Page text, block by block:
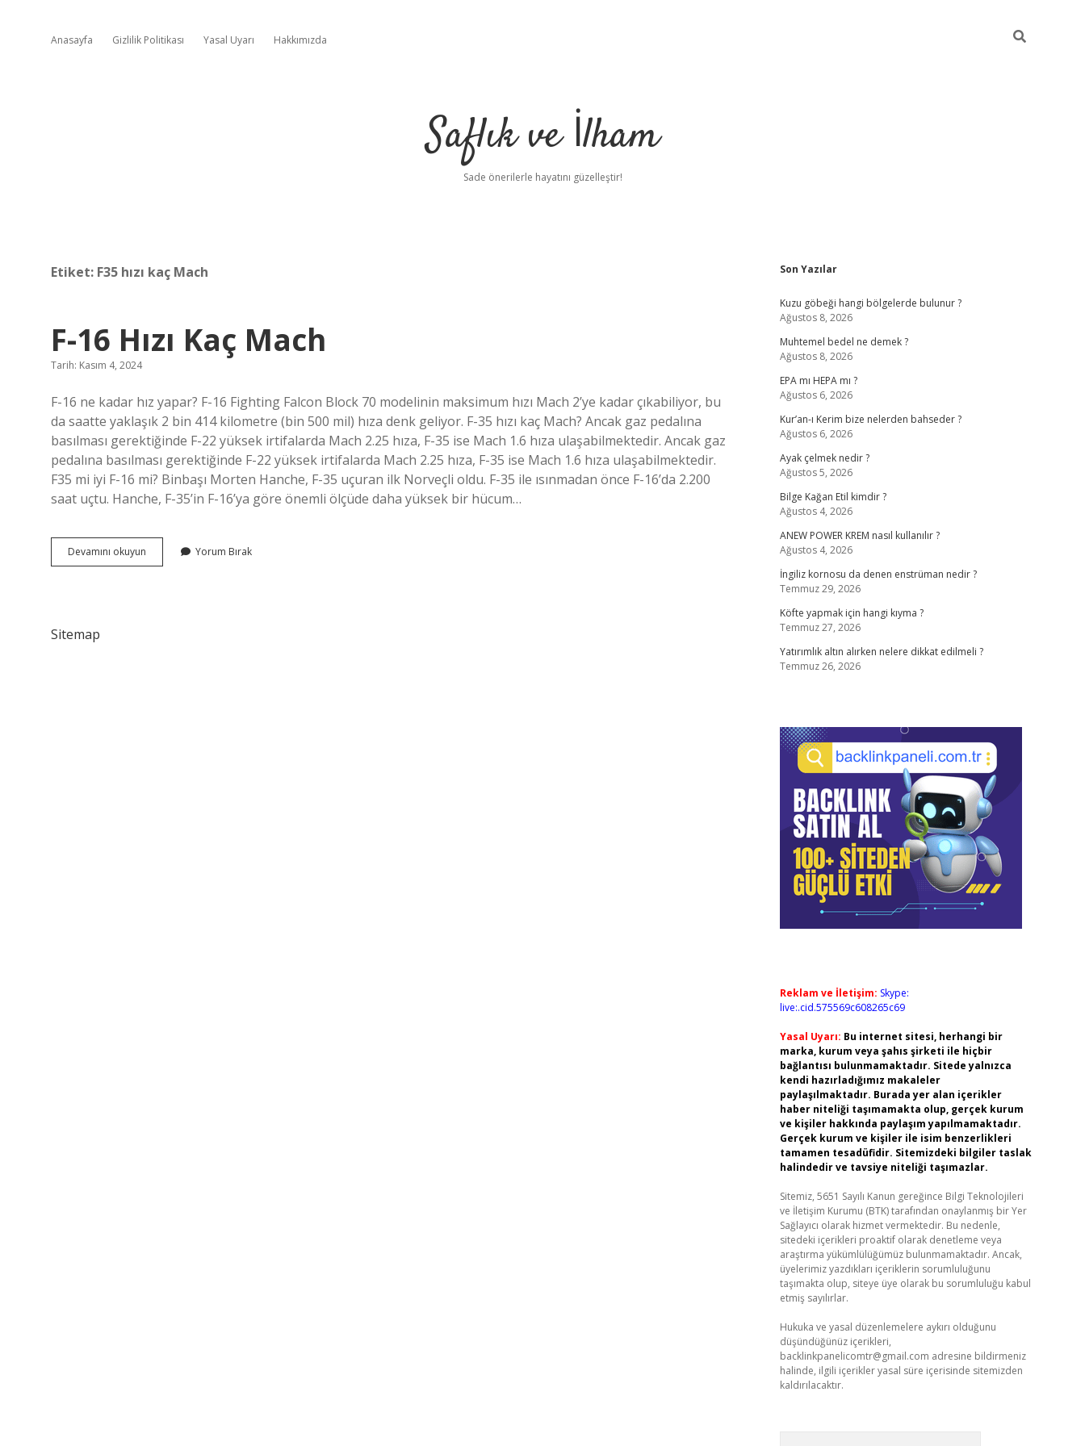
Anasayfa Gizlilik Politikası Yasal Uyarı Hakkımızda
Saflık ve İlham
Sade önerilerle hayatını güzelleştir!
Etiket: F35 hızı kaç Mach
F-16 Hızı Kaç Mach
Tarih: Kasım 4, 2024
F-16 ne kadar hız yapar? F-16 Fighting Falcon Block 70 modelinin maksimum hızı Mach 2’ye kadar çıkabiliyor, bu
da saatte yaklaşık 2 bin 414 kilometre (bin 500 mil) hıza denk geliyor. F-35 hızı kaç Mach? Ancak gaz pedalına
basılması gerektiğinde F-22 yüksek irtifalarda Mach 2.25 hıza, F-35 ise Mach 1.6 hıza ulaşabilmektedir. Ancak gaz
pedalına basılması gerektiğinde F-22 yüksek irtifalarda Mach 2.25 hıza, F-35 ise Mach 1.6 hıza ulaşabilmektedir.
F35 mi iyi F-16 mi? Binbaşı Morten Hanche, F-35 uçuran ilk Norveçli oldu. F-35 ile ısınmadan önce F-16’da 2.200
saat uçtu. Hanche, F-35’in F-16’ya göre önemli ölçüde daha yüksek bir hücum…
Devamını okuyun
16
Yorum Bırak
Sitemap
Sidebar
Son Yazılar
Kuzu göbeği hangi bölgelerde bulunur ?
Ağustos 8, 2026
Muhtemel bedel ne demek ?
Ağustos 8, 2026
EPA mı HEPA mı ?
Ağustos 6, 2026
Kur’an-ı Kerim bize nelerden bahseder ?
Ağustos 6, 2026
Ayak çelmek nedir ?
Ağustos 5, 2026
Bilge Kağan Etil kimdir ?
Ağustos 4, 2026
ANEW POWER KREM nasıl kullanılır ?
Ağustos 4, 2026
İngiliz kornosu da denen enstrüman nedir ?
Temmuz 29, 2026
Köfte yapmak için hangi kıyma ?
Temmuz 27, 2026
Yatırımlık altın alırken nelere dikkat edilmeli ?
Temmuz 26, 2026
Reklam ve İletişim: Skype:
live:.cid.575569c608265c69
Yasal Uyarı: Bu internet sitesi, herhangi bir
marka, kurum veya şahıs şirketi ile hiçbir
bağlantısı bulunmamaktadır. Sitede yalnızca
kendi hazırladığımız makaleler
paylaşılmaktadır. Burada yer alan içerikler
haber niteliği taşımamakta olup, gerçek kurum
ve kişiler hakkında paylaşım yapılmamaktadır.
Gerçek kurum ve kişiler ile isim benzerlikleri
tamamen tesadüfidir. Sitemizdeki bilgiler taslak
halindedir ve tavsiye niteliği taşımazlar.
Sitemiz, 5651 Sayılı Kanun gereğince Bilgi Teknolojileri
ve İletişim Kurumu (BTK) tarafından onaylanmış bir Yer
Sağlayıcı olarak hizmet vermektedir. Bu nedenle,
sitedeki içerikleri proaktif olarak denetleme veya
araştırma yükümlülüğümüz bulunmamaktadır. Ancak,
üyelerimiz yazdıkları içeriklerin sorumluluğunu
taşımakta olup, siteye üye olarak bu sorumluluğu kabul
etmiş sayılırlar.
Hukuka ve yasal düzenlemelere aykırı olduğunu
düşündüğünüz içerikleri,
backlinkpanelicomtr@gmail.com adresine bildirmeniz
halinde, ilgili içerikler yasal süre içerisinde sitemizden
kaldırılacaktır.